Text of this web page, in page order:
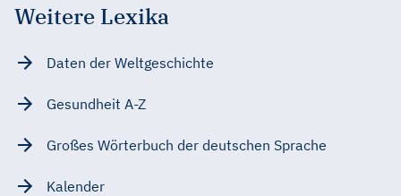
Weitere Lexika
Daten der Weltgeschichte
Gesundheit A-Z
Großes Wörterbuch der deutschen Sprache
Kalender